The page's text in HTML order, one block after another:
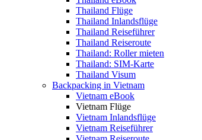
Thailand Flüge
Thailand Inlandsflüge
Thailand Reiseführer
Thailand Reiseroute
Thailand: Roller mieten
Thailand: SIM-Karte
Thailand Visum
Backpacking in Vietnam
Vietnam eBook
Vietnam Flüge
Vietnam Inlandsflüge
Vietnam Reiseführer